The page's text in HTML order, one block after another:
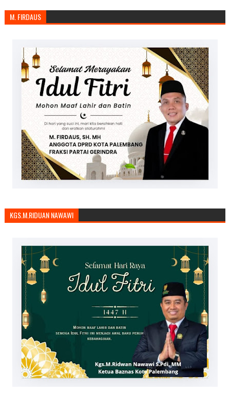
M. FIRDAUS
KGS.M.RIDUAN NAWAWI